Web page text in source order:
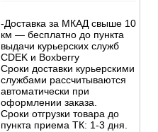
-Доставка за МКАД свыше 10
км — бесплатно до пункта
выдачи курьерских служб
CDEK и Boxberry
Сроки доставки курьерскими
службами рассчитываются
автоматически при
оформлении заказа.
Сроки отгрузки товара до
пункта приема ТК: 1-3 дня.